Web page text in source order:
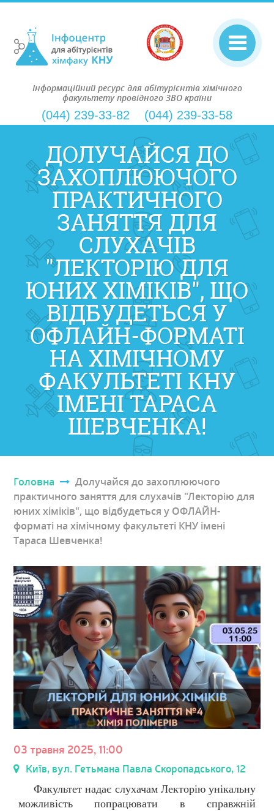
(044) 239-33-82 (044) 239-33-58
Інформаційний ресурс для абітурієнтів хімічного
факультету провідного ЗВО країни
ДОЛУЧАЙСЯ ДО
ЗАХОПЛЮЮЧОГО
ПРАКТИЧНОГО
ЗАНЯТТЯ ДЛЯ
СЛУХАЧІВ
"ЛЕКТОРІЮ ДЛЯ
ЮНИХ ХІМІКІВ", ЩО
ВІДБУДЕТЬСЯ У
ОФЛАЙН-ФОРМАТІ
НА ХІМІЧНОМУ
ФАКУЛЬТЕТІ КНУ
ІМЕНІ ТАРАСА
ШЕВЧЕНКА!
Ви є тут
Головна
Долучайся до захоплюючого
практичного заняття для слухачів "Лекторію для
юних хіміків", що відбудеться у ОФЛАЙН-
форматі на хімічному факультеті КНУ імені
Тараса Шевченка!
03 травня 2025, 11:00
Київ, вул. Гетьмана Павла Скоропадського, 12
Факультет надає слухачам Лекторію унікальну
можливість попрацювати в справжній